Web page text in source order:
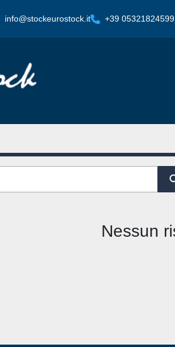
info@stockeurostock.it +39 05321824599
Nessun